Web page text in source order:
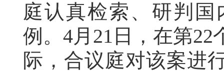
庭认真检索、研判
例。4月21日，在第
际，合议庭对该案进